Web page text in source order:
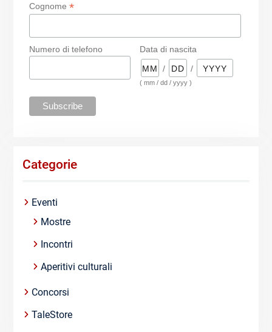
Cognome *
Numero di telefono
Data di nascita
/
/
( mm / dd / yyyy )
Categorie
Eventi
Mostre
Incontri
Aperitivi culturali
Concorsi
TaleStore